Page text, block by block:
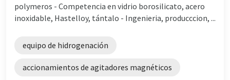
polymeros - Competencia en vidrio borosilicato, acero
inoxidable, Hastelloy, tántalo - Ingenieria, producccion, ...
equipo de hidrogenación
accionamientos de agitadores magnéticos